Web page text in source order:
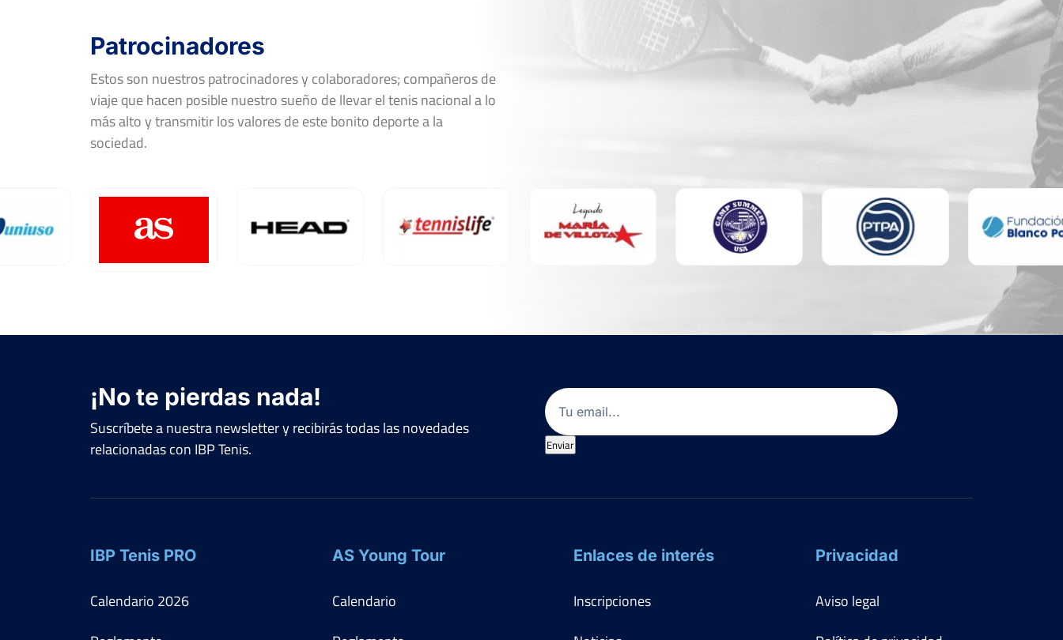
Patrocinadores
Estos son nuestros patrocinadores y colaboradores; compañeros de
viaje que hacen posible nuestro sueño de llevar el tenis nacional a lo
más alto y transmitir los valores de este bonito deporte a la
sociedad.
¡No te pierdas nada!
Suscríbete a nuestra newsletter y recibirás todas las novedades
relacionadas con IBP Tenis.
Email
Enviar
IBP Tenis PRO
Calendario 2026
AS Young Tour
Calendario
Enlaces de interés
Inscripciones
Privacidad
Aviso legal